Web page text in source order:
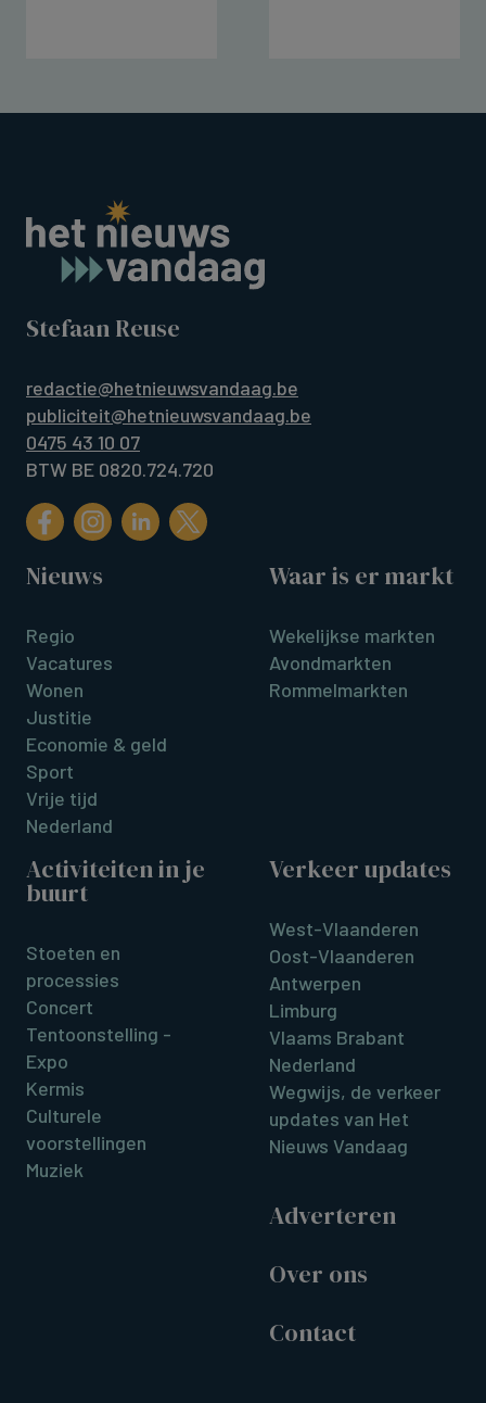
Stefaan Reuse
redactie@hetnieuwsvandaag.be
publiciteit@hetnieuwsvandaag.be
0475 43 10 07
BTW BE 0820.724.720
Nieuws
Regio
Vacatures
Wonen
Justitie
Economie & geld
Sport
Vrije tijd
Nederland
Waar is er markt
Wekelijkse markten
Avondmarkten
Rommelmarkten
Activiteiten in je
buurt
Stoeten en
processies
Concert
Tentoonstelling -
Expo
Kermis
Culturele
voorstellingen
Muziek
Verkeer updates
West-Vlaanderen
Oost-Vlaanderen
Antwerpen
Limburg
Vlaams Brabant
Nederland
Wegwijs, de verkeer
updates van Het
Nieuws Vandaag
Adverteren
Over ons
Contact